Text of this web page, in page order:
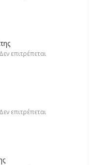
επιτρέπεται
Δεν επιτρέπεται
Δεν επιτρέπεται